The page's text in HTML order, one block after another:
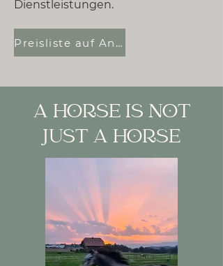
Dienstleistungen.
Preisliste auf Anfrage
A HORSE IS NOT
JUST A HORSE